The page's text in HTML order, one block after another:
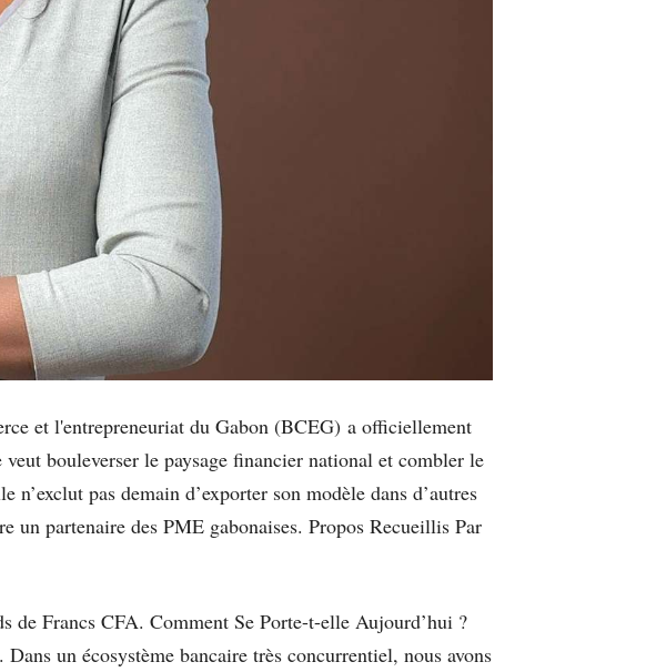
et l'entrepreneuriat du Gabon (BCEG) a officiellement
bouleverser le paysage financier national et combler le
pas demain d’exporter son modèle dans d’autres
un partenaire des PME gabonaises. Propos Recueillis Par
Francs CFA. Comment Se Porte-t-elle Aujourd’hui ?
un écosystème bancaire très concurrentiel, nous avons